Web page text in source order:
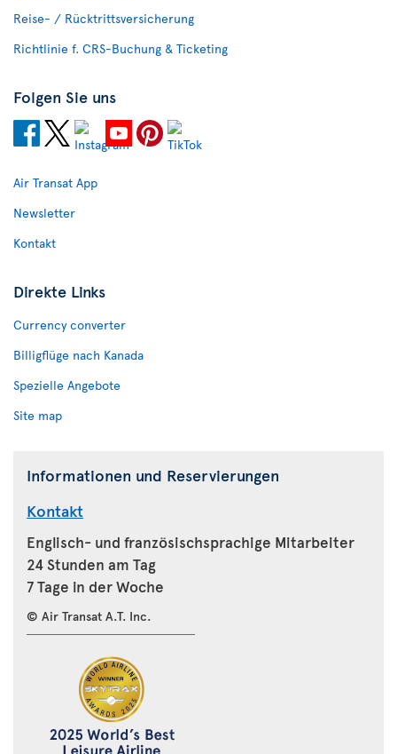
Reise- / Rücktrittsversicherung
Richtlinie f. CRS-Buchung & Ticketing
Folgen Sie uns
Air Transat App
Newsletter
Kontakt
Direkte Links
Currency converter
Billigflüge nach Kanada
Spezielle Angebote
Site map
Informationen und Reservierungen
Kontakt
Englisch- und französischsprachige Mitarbeiter
24 Stunden am Tag
7 Tage in der Woche
© Air Transat A.T. Inc.